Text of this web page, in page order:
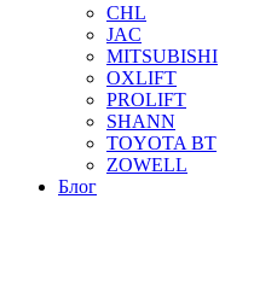
CHL
JAC
MITSUBISHI
OXLIFT
PROLIFT
SHANN
TOYOTA BT
ZOWELL
Блог